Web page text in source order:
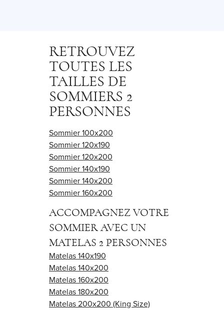
RETROUVEZ
TOUTES LES
TAILLES DE
SOMMIERS 2
PERSONNES
Sommier 100x200
Sommier 120x190
Sommier 120x200
Sommier 140x190
Sommier 140x200
Sommier 160x200
ACCOMPAGNEZ VOTRE
SOMMIER AVEC UN
MATELAS 2 PERSONNES
Matelas 140x190
Matelas 140x200
Matelas 160x200
Matelas 180x200
Matelas 200x200 (King Size)